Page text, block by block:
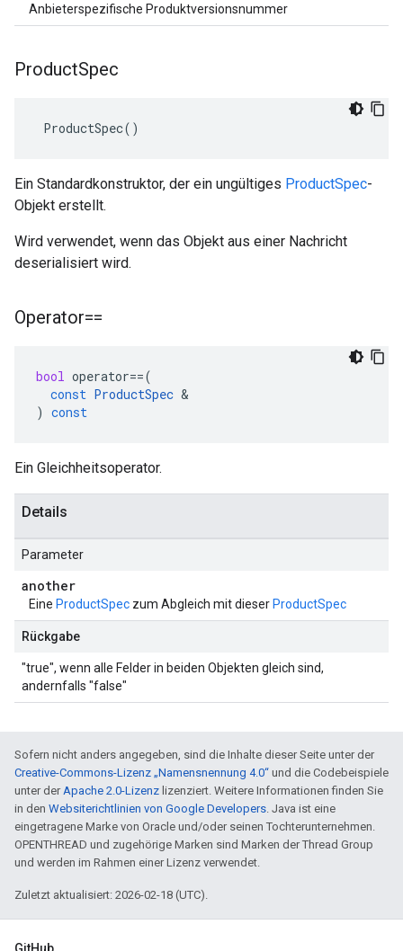
Anbieterspezifische Produktversionsnummer
ProductSpec
ProductSpec()
Ein Standardkonstruktor, der ein ungültiges ProductSpec-
Objekt erstellt.
Wird verwendet, wenn das Objekt aus einer Nachricht
deserialisiert wird.
Operator==
bool operator==(
const ProductSpec &
) const
Ein Gleichheitsoperator.
Details
Parameter
another
Eine ProductSpec zum Abgleich mit dieser ProductSpec
Rückgabe
"true", wenn alle Felder in beiden Objekten gleich sind,
andernfalls "false"
Sofern nicht anders angegeben, sind die Inhalte dieser Seite unter der
Creative-Commons-Lizenz „Namensnennung 4.0“ und die Codebeispiele
unter derApache 2.0-Lizenz lizenziert. Weitere Informationen finden Sie
in den Websiterichtlinien von Google Developers. Java ist eine
eingetragene Marke von Oracle und/oder seinen Tochterunternehmen.
OPENTHREAD und zugehörige Marken sind Marken der Thread Group
und werden im Rahmen einer Lizenz verwendet.
Zuletzt aktualisiert: 2026-02-18 (UTC).